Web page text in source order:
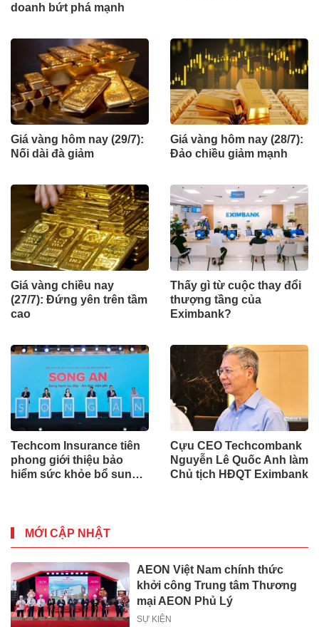
doanh bứt phá mạnh
Giá vàng hôm nay (29/7):
Nối dài đà giảm
Giá vàng hôm nay (28/7):
Đảo chiều giảm mạnh
Giá vàng chiều nay
(27/7): Đứng yên trên tầm
cao
Thấy gì từ cuộc thay đổi
thượng tầng của
Eximbank?
Techcom Insurance tiên
phong giới thiệu bảo
hiểm sức khỏe bổ sung
Cựu CEO Techcombank
Nguyễn Lê Quốc Anh làm
Chủ tịch HĐQT Eximbank
MỚI CẬP NHẬT
AEON Việt Nam chính thức
khởi công Trung tâm Thương
mại AEON Phủ Lý
SỰ KIỆN